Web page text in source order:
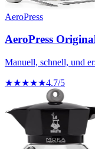
AeroPress
AeroPress
Manuell, schnell, und
★★★★★4.7/5